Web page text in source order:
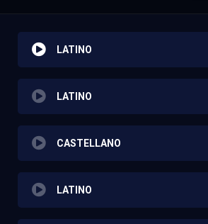
LATINO
LATINO
CASTELLANO
LATINO